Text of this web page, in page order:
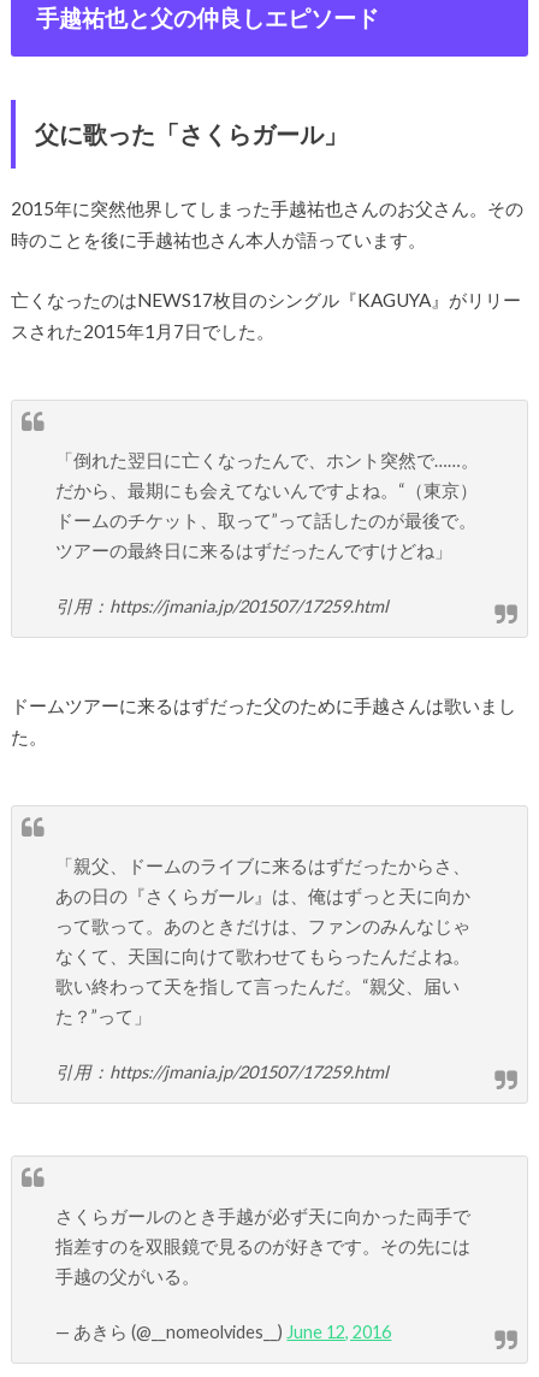
手越祐也と父の仲良しエピソード
父に歌った「さくらガール」
2015年に突然他界してしまった手越祐也さんのお父さん。その
時のことを後に手越祐也さん本人が語っています。
亡くなったのはNEWS17枚目のシングル『KAGUYA』がリリー
スされた2015年1月7日でした。
「倒れた翌日に亡くなったんで、ホント突然で……。
だから、最期にも会えてないんですよね。“（東京）
ドームのチケット、取って”って話したのが最後で。
ツアーの最終日に来るはずだったんですけどね」
引用：https://jmania.jp/201507/17259.html
ドームツアーに来るはずだった父のために手越さんは歌いまし
た。
「親父、ドームのライブに来るはずだったからさ、
あの日の『さくらガール』は、俺はずっと天に向か
って歌って。あのときだけは、ファンのみんなじゃ
なくて、天国に向けて歌わせてもらったんだよね。
歌い終わって天を指して言ったんだ。“親父、届い
た？”って」
引用：https://jmania.jp/201507/17259.html
さくらガールのとき手越が必ず天に向かった両手で
指差すのを双眼鏡で見るのが好きです。その先には
手越の父がいる。
— あきら (@__nomeolvides__) June 12, 2016